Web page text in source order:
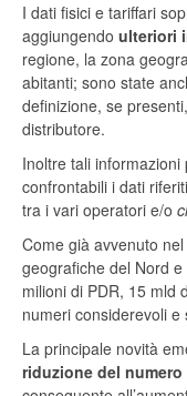
I dati fisici e tariffari
aggiungendo ulteriori
regione, la zona
abitanti; sono state
definizione, se
distributore.
Inoltre tali
confrontabili i dati
tra i vari operatori e/o
Come già avvenuto
geografiche del Nord
milioni di PDR, 15 mld
numeri considerevoli
La principale novità
riduzione del